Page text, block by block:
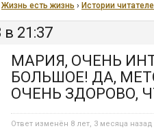
Жизнь есть жизнь › Истории
в 21:37
МАРИЯ, ОЧЕНЬ
БОЛЬШОЕ! ДА,
ОЧЕНЬ ЗДОРОВО,
Ответ изменён 8 лет, 3 месяца